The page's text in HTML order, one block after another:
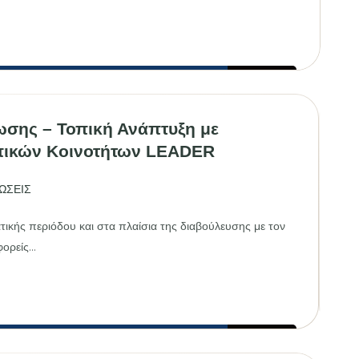
– Τοπική Ανάπτυξη με
Κοινοτήτων LEADER
περιόδου και στα πλαίσια της διαβούλευσης με τον